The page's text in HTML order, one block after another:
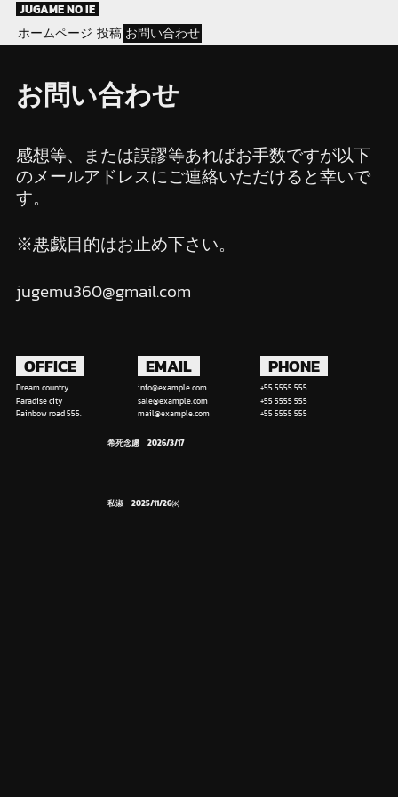
Skip
content
JUGAME NO IE
ホームページ 投稿 お問い合わせ
お問い合わせ
感想等、または誤謬等あればお手数ですが以下
のメールアドレスにご連絡いただけると幸いで
す。
※悪戯目的はお止め下さい。
jugemu360@gmail.com
OFFICE
Dream country
Paradise city
Rainbow road 555.
EMAIL
info@example.com
sale@example.com
mail@example.com
PHONE
+55 5555 555
+55 5555 555
+55 5555 555
希死念慮 2026/3/17
私淑 2025/11/26㈬